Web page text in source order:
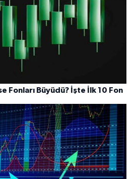
Fonları Büyüdü? İşte İlk 10 Fon